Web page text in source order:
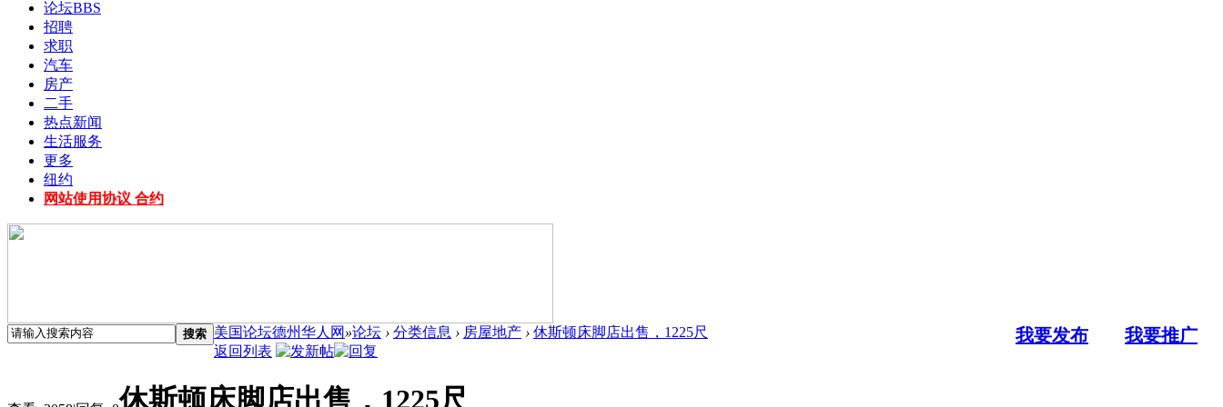
论坛BBS
招聘
求职
汽车
房产
二手
热点新闻
生活服务
更多
纽约
网站使用协议 合约
搜索 我要发布 我要推广
美国论坛德州华人网 »论坛 › 分类信息 › 房屋地产 › 休斯顿床脚店出售，1225尺
返回列表
休斯顿床脚店出售，1225尺